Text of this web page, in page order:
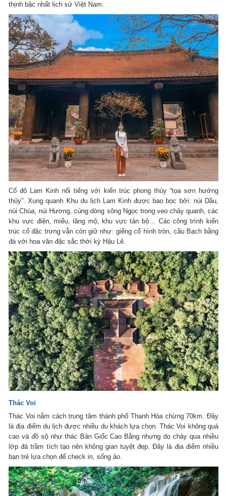
thịnh bậc nhất lịch sử Việt Nam.
Cố đô Lam Kinh nổi tiếng với kiến trúc phong thủy “tọa sơn hướng
thủy”. Xung quanh Khu du lịch Lam Kinh được bao bọc bởi: núi Dầu,
núi Chúa, núi Hương, cùng dòng sông Ngọc trong veo chảy quanh, các
khu vực điện, miếu, lăng mộ, khu vực tản bộ… Các công trình kiến
trúc cổ đặc trưng vẫn còn giữ như: giếng cổ hình tròn, cầu Bạch bằng
đá với hoa văn đặc sắc thời kỳ Hậu Lê.
Thác Voi
Thác Voi nằm cách trung tâm thành phố Thanh Hóa chừng 70km. Đây
là địa điểm du lịch được nhiều du khách lựa chọn. Thác Voi không quá
cao và đồ sộ như thác Bản Giốc Cao Bằng nhưng do chảy qua nhiều
lớp đá trầm tích tạo nên không gian tuyệt đẹp. Đây là địa điểm nhiều
bạn trẻ lựa chọn để check in, sống ảo.